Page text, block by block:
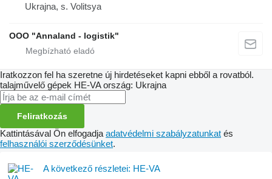
Ukrajna, s. Volitsya
OOO "Annaland - logistik"
Iratkozzon fel ha szeretne új hirdetéseket kapni ebből a rovatból.
talajművelő gépek HE-VA ország: Ukrajna
Feliratkozás
Kattintásával Ön elfogadja adatvédelmi szabályzatunkat és
felhasználói szerződésünket.
A következő részletei: HE-VA